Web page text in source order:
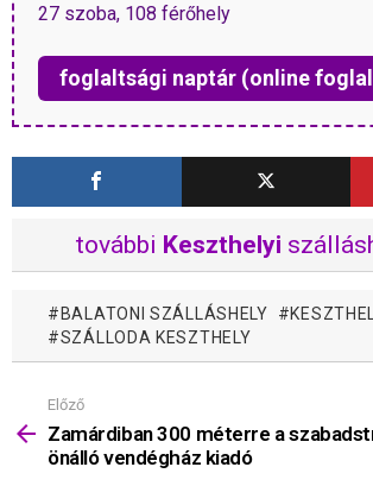
27 szoba, 108 férőhely
foglaltsági naptár (online
további Keszthelyi
BALATONI SZÁLLÁSHELY
SZÁLLODA KESZTHELY
Mutass
többet
Előző
Zamárdiban 300 méterre a
önálló vendégház kiadó